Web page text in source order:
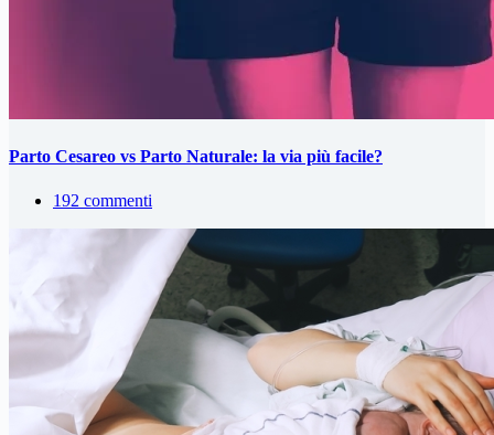
Parto Cesareo vs Parto Naturale: la via più facile?
192 commenti